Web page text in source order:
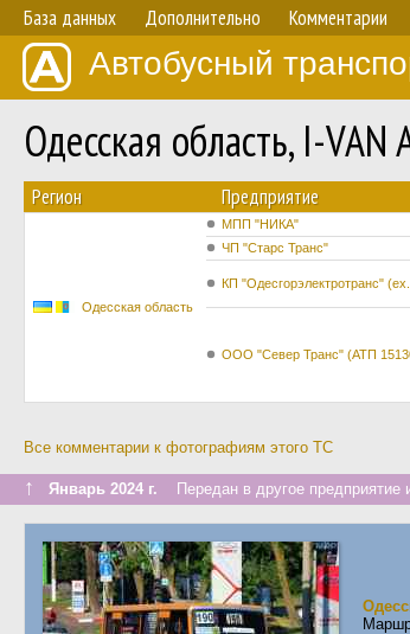
База данных Дополнительно Комментарии
Автобусный
Одесская область, I-
Регион Предприятие
Одесская область
МПП "НИКА"
ЧП "Старс Транс"
КП "Одесгорэлектротранс"
ООО "Север Транс" (АТП
Все комментарии к фотографиям этого ТС
↑ Январь 2024 г. Передан в другое предприятие